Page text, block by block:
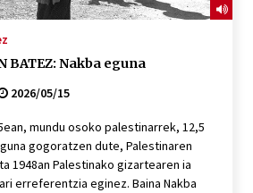
BATEZ: Nakba eguna
2026/05/15
mundu osoko palestinarrek, 12,5
gogoratzen dute, Palestinaren
1948an Palestinako gizartearen ia
erreferentzia eginez. Baina Nakba